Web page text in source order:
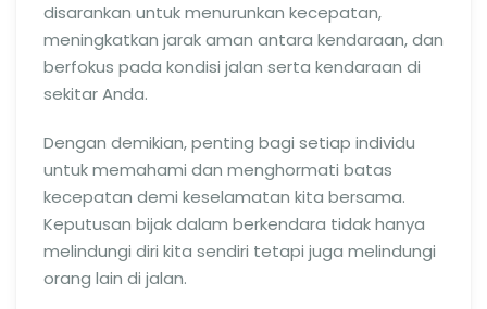
disarankan untuk menurunkan kecepatan,
meningkatkan jarak aman antara kendaraan, dan
berfokus pada kondisi jalan serta kendaraan di
sekitar Anda.
Dengan demikian, penting bagi setiap individu
untuk memahami dan menghormati batas
kecepatan demi keselamatan kita bersama.
Keputusan bijak dalam berkendara tidak hanya
melindungi diri kita sendiri tetapi juga melindungi
orang lain di jalan.